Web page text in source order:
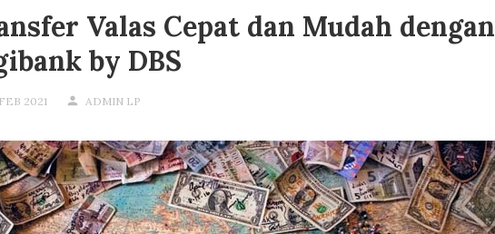
Valas Cepat dan Mudah dengan
by DBS
2021 ADMIN LP